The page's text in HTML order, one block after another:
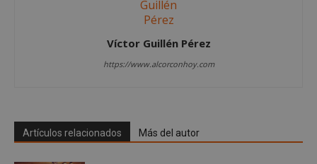
Víctor Guillén Pérez
https://www.alcorconhoy.com
Artículos relacionados Más del autor